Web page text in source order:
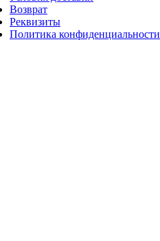
Возврат
Реквизиты
Политика конфиденциальности